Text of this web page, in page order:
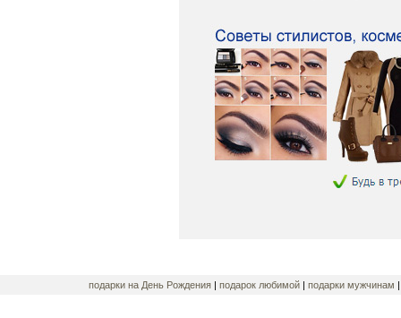
подарки на День Рождения | подарок любимой | подарки мужчинам